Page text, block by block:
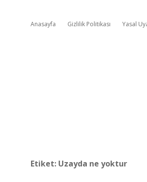
Anasayfa Gizlilik Politikası Yasal
Etiket: Uzayda ne yoktur